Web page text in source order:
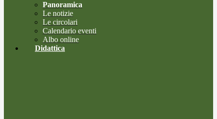
Panoramica
Le notizie
Le circolari
Calendario eventi
Albo online
Didattica